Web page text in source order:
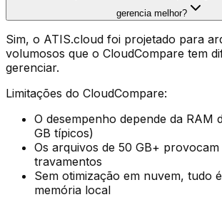
gerencia melhor?
Sim, o ATIS.cloud foi projetado para
volumosos que o CloudCompare tem
gerenciar.
Limitações do CloudCompare:
O desempenho depende da RAM
GB típicos)
Os arquivos de 50 GB+
travamentos
Sem otimização em nuvem, tudo
memória local